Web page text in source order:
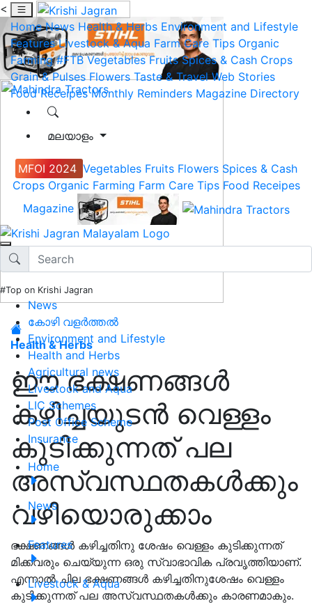
<
Home News Health & Herbs Environment and Lifestyle
Features Livestock & Aqua Farm Care Tips Organic
Farming #FTB Vegetables Fruits Spices & Cash Crops
Grain & Pulses Flowers Taste & Travel Web Stories
Food Receipes Monthly Reminders Magazine Directory
മലയാളം
MFOI 2024 Vegetables Fruits Flowers Spices & Cash
Crops Organic Farming Farm Care Tips Food Receipes
Magazine
#Top on Krishi Jagran
News
കോഴി വളർത്തൽ
Environment and Lifestyle
Health and Herbs
Agricultural news
Livestock and Aqua
LIC Schemes
Post Office Scheme
Insurance
Home
News
Features
Livestock & Aqua
Health & Herbs
ഈ ഭക്ഷണങ്ങള്‍
കഴിച്ചയുടൻ വെള്ളം
കുടിക്കുന്നത് പല
അസ്വസ്ഥതകൾക്കും
വഴിയൊരുക്കാം
ഭക്ഷണങ്ങൾ കഴിച്ചതിനു ശേഷം വെള്ളം കുടിക്കുന്നത്
മിക്കവരും ചെയ്യുന്ന ഒരു സ്വാഭാവിക പ്രവൃത്തിയാണ്.
എന്നാൽ ചില ഭക്ഷണങ്ങൾ കഴിച്ചതിനുശേഷം വെള്ളം
കുടിക്കുന്നത് പല അസ്വസ്ഥതകൾക്കും കാരണമാകും.